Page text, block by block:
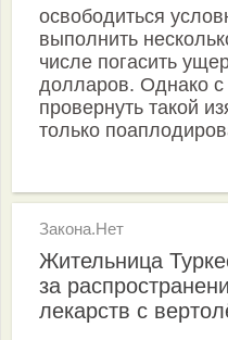
освободиться
выполнить
числе погасить
долларов. Однако с
провернуть такой
только
Закона.Нет
Жительница
за
лекарств с